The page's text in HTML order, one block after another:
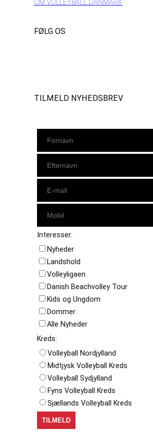
OM VOLLEYBALL DANMARK
FØLG OS
TILMELD NYHEDSBREV
Interesser:
Nyheder
Landshold
Volleyligaen
Danish Beachvolley Tour
Kids og Ungdom
Dommer
Alle Nyheder
Kreds:
Volleyball Nordjylland
Midtjysk Volleyball Kreds
Volleyball Sydjylland
Fyns Volleyball Kreds
Sjællands Volleyball Kreds